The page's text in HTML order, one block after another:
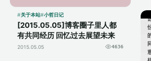
友，我发现大部分人都
和...
关于本站 小哲日记
[2015.05.05]博客圈子里人都
有共同经历 回忆过去展望未来
2015.05.05 4636